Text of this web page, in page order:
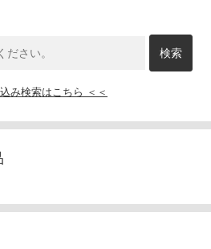
み検索はこちら ＜＜